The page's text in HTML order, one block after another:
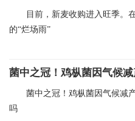
目前，新麦收购进入旺季。
的“烂场雨”
菌中之冠！鸡枞菌因气候减
吗